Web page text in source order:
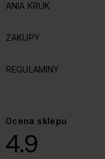
ROZWIŃ SEKCJĘ:
ANIA KRUK
ROZWIŃ SEKCJĘ:
ZAKUPY
ROZWIŃ SEKCJĘ:
REGULAMINY
Ocena sklepu
4.9